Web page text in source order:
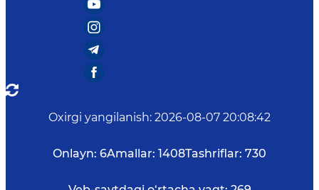
Oxirgi yangilanish: 2026-08-07 20:08:42
Onlayn: 6Amallar: 1408Tashriflar: 730